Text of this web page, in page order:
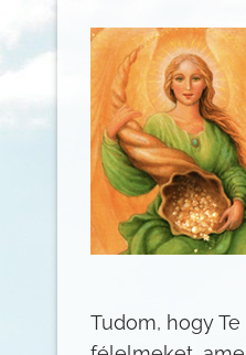
Tudom, hogy